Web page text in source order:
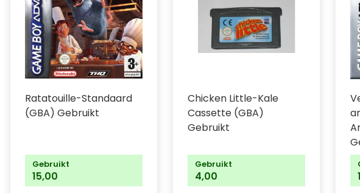
Ratatouille-Standaard
(GBA) Gebruikt
Gebruikt
15,00
Chicken Little-Kale
Cassette (GBA)
Gebruikt
Gebruikt
4,00